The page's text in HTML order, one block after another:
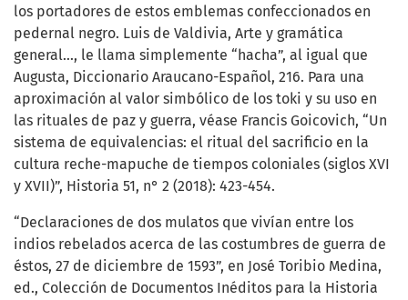
los portadores de estos emblemas confeccionados en
pedernal negro. Luis de Valdivia, Arte y gramática
general…, le llama simplemente “hacha”, al igual que
Augusta, Diccionario Araucano-Español, 216. Para una
aproximación al valor simbólico de los toki y su uso en
las rituales de paz y guerra, véase Francis Goicovich, “Un
sistema de equivalencias: el ritual del sacrificio en la
cultura reche-mapuche de tiempos coloniales (siglos XVI
y XVII)”, Historia 51, n° 2 (2018): 423-454.
“Declaraciones de dos mulatos que vivían entre los
indios rebelados acerca de las costumbres de guerra de
éstos, 27 de diciembre de 1593”, en José Toribio Medina,
ed., Colección de Documentos Inéditos para la Historia